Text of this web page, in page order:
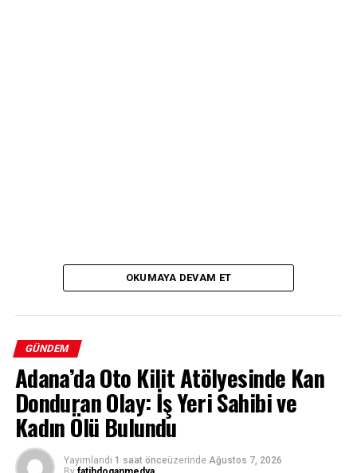
OKUMAYA DEVAM ET
GÜNDEM
Adana’da Oto Kilit Atölyesinde Kan
Donduran Olay: İş Yeri Sahibi ve
Kadın Ölü Bulundu
Yayımlandı 1 saat önceüzerinde Ağustos 7, 2026